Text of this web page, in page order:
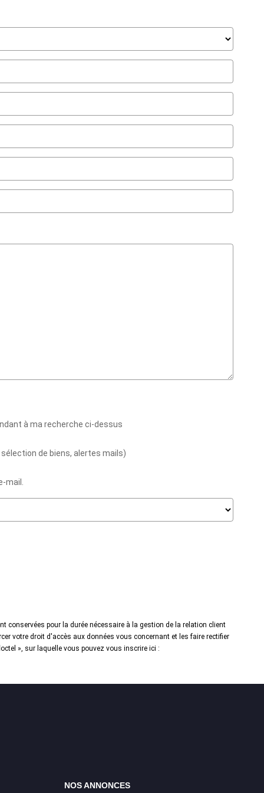
à ma recherche ci-dessus
de biens, alertes mails)
mail.
conservées pour la durée nécessaire à la gestion de la relation client
votre droit d'accès aux données vous concernant et les faire rectifier
», sur laquelle vous pouvez vous inscrire ici :
NOS ANNONCES